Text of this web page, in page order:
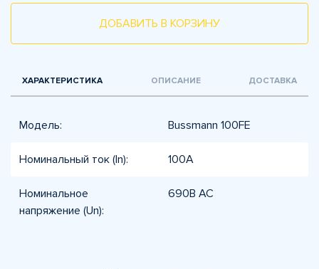
ДОБАВИТЬ В КОРЗИНУ
ХАРАКТЕРИСТИКА ОПИСАНИЕ ДОСТАВКА
Модель: Bussmann 100FE
Номинальный ток (In): 100A
Номинальное
напряжение (Un):
690В AC